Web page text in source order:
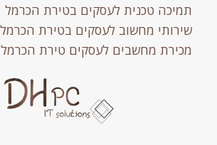
תמיכה טכנית לעסקים בטירת הכרמל
שירותי מחשוב לעסקים בטירת הכרמל
מכירת מחשבים לעסקים טירת הכרמל